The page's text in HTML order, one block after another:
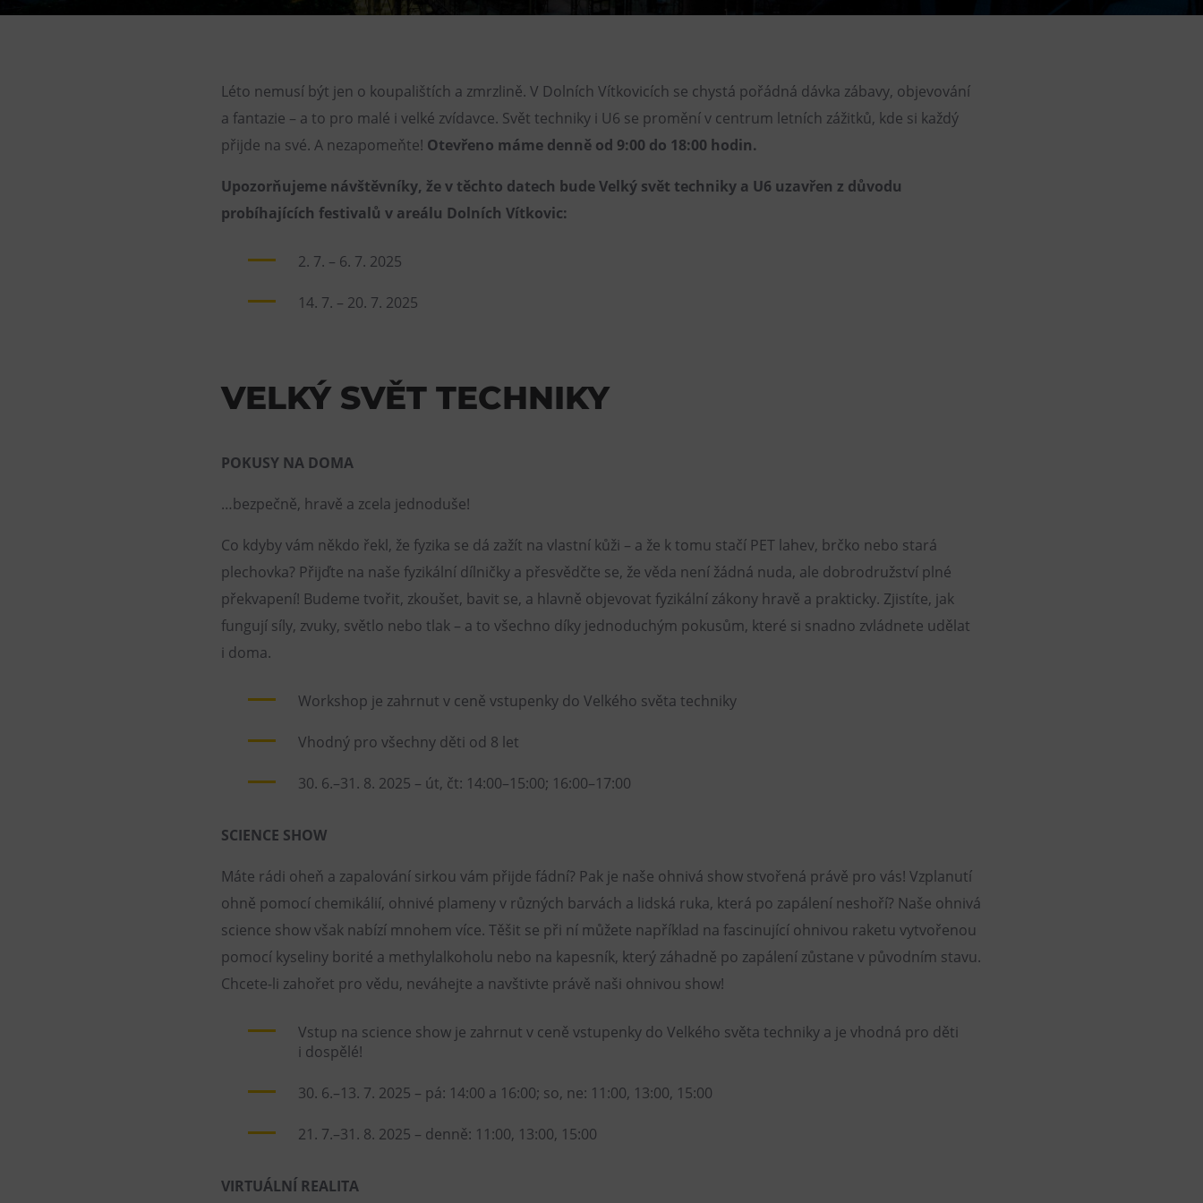
Národní zemědělské muzeum
CØKAFE Dolní Vítkovice
FUTURE café
Catering
Léto nemusí být jen o koupalištích a zmrzlině. V Dolních Vítkovicích se chystá pořádná dávka zábavy, objevování
a fantazie – a to pro malé i velké zvídavce. Svět techniky i U6 se promění v centrum letních zážitků, kde si každý
přijde na své. A nezapomeňte! Otevřeno máme denně od 9:00 do 18:00 hodin.
Upozorňujeme návštěvníky, že v těchto datech bude Velký svět techniky a U6 uzavřen z důvodu
probíhajících festivalů v areálu Dolních Vítkovic:
2. 7. – 6. 7. 2025
14. 7. – 20. 7. 2025
VELKÝ SVĚT TECHNIKY
POKUSY NA DOMA
…bezpečně, hravě a zcela jednoduše!
Co kdyby vám někdo řekl, že fyzika se dá zažít na vlastní kůži – a že k tomu stačí PET lahev, brčko nebo stará
plechovka? Přijďte na naše fyzikální dílničky a přesvědčte se, že věda není žádná nuda, ale dobrodružství plné
překvapení! Budeme tvořit, zkoušet, bavit se, a hlavně objevovat fyzikální zákony hravě a prakticky. Zjistíte, jak
fungují síly, zvuky, světlo nebo tlak – a to všechno díky jednoduchým pokusům, které si snadno zvládnete udělat
i doma.
Workshop je zahrnut v ceně vstupenky do Velkého světa techniky
Vhodný pro všechny děti od 8 let
30. 6.–31. 8. 2025 – út, čt: 14:00–15:00; 16:00–17:00
SCIENCE SHOW
Máte rádi oheň a zapalování sirkou vám přijde fádní? Pak je naše ohnivá show stvořená právě pro vás! Vzplanutí
ohně pomocí chemikálií, ohnivé plameny v různých barvách a lidská ruka, která po zapálení neshoří? Naše ohnivá
science show však nabízí mnohem více. Těšit se při ní můžete například na fascinující ohnivou raketu vytvořenou
pomocí kyseliny borité a methylalkoholu nebo na kapesník, který záhadně po zapálení zůstane v původním stavu.
Chcete-li zahořet pro vědu, neváhejte a navštivte právě naši ohnivou show!
Vstup na science show je zahrnut v ceně vstupenky do Velkého světa techniky a je vhodná pro děti
i dospělé!
30. 6.–13. 7. 2025 – pá: 14:00 a 16:00; so, ne: 11:00, 13:00, 15:00
21. 7.–31. 8. 2025 – denně: 11:00, 13:00, 15:00
VIRTUÁLNÍ REALITA